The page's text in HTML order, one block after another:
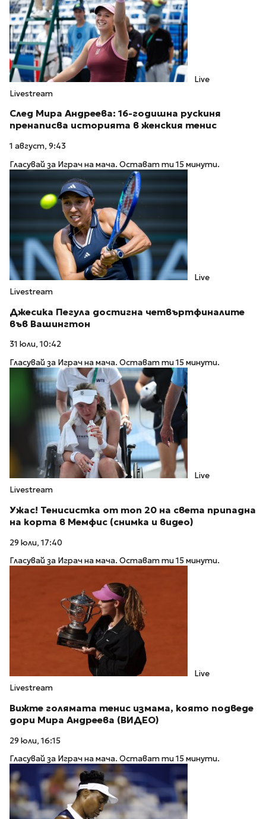
Live
Livestream
След Мира Андреева: 16-годишна рускиня
пренаписва историята в женския тенис
1 август, 9:43
Гласувай за Играч на мача. Остават ти 15 минути.
Live
Livestream
Джесика Пегула достигна четвъртфиналите
във Вашингтон
31 юли, 10:42
Гласувай за Играч на мача. Остават ти 15 минути.
Live
Livestream
Ужас! Тенисистка от топ 20 на света припадна
на корта в Мемфис (снимка и видео)
29 юли, 17:40
Гласувай за Играч на мача. Остават ти 15 минути.
Live
Livestream
Вижте голямата тенис измама, която подведе
дори Мира Андреева (ВИДЕО)
29 юли, 16:15
Гласувай за Играч на мача. Остават ти 15 минути.